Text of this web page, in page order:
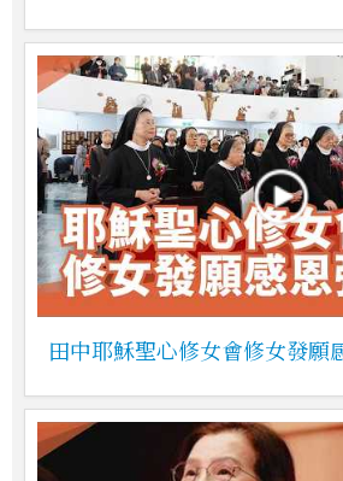
田中耶穌聖心修女會修女發願